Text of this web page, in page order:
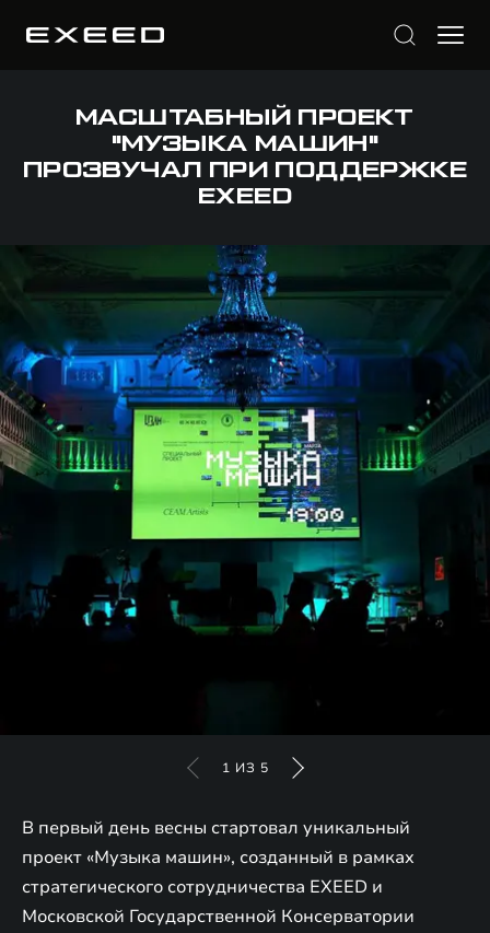
МАСШТАБНЫЙ ПРОЕКТ
"МУЗЫКА МАШИН"
ПРОЗВУЧАЛ ПРИ ПОДДЕРЖКЕ
EXEED
1 ИЗ 5
В первый день весны стартовал уникальный
проект «Музыка машин», созданный в рамках
стратегического сотрудничества EXEED и
Московской Государственной Консерватории